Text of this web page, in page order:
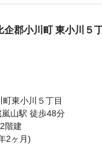
企郡小川町 東小川５
東小川５丁目
山駅 徒歩48分
階建
2ヶ月)